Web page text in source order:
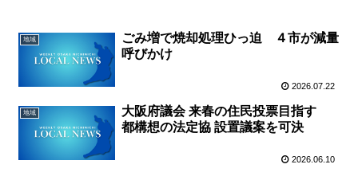
地域
ごみ増で焼却処理ひっ迫 ４市が減量
呼びかけ
2026.07.22
地域
大阪府議会 来春の住民投票目指す
都構想の法定協 設置議案を可決
2026.06.10